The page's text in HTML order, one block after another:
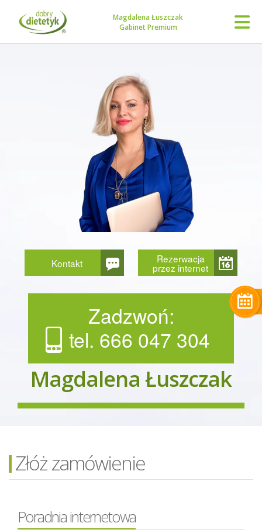
Magdalena Łuszczak
Gabinet Premium
Kontakt Rezerwacja
przez internet
Zadzwoń:
tel. 666 047 304
Magdalena Łuszczak
Złóż zamówienie
Poradnia internetowa